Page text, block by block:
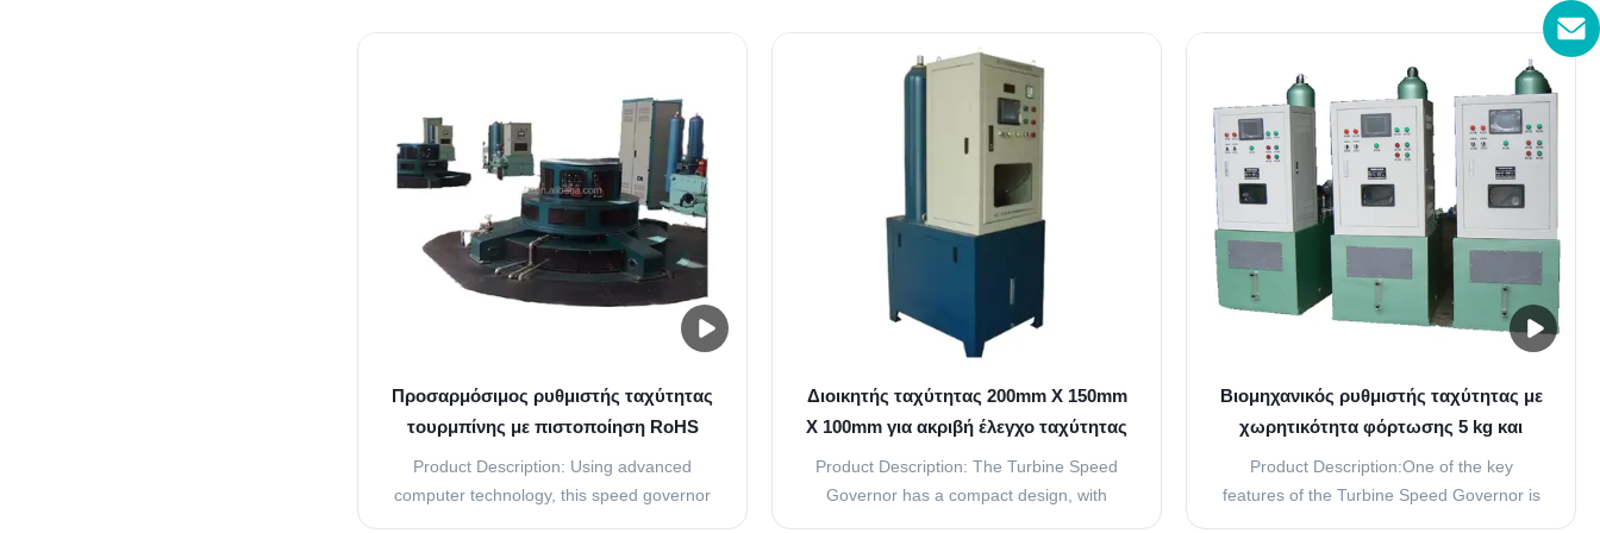
Grey, Green, Blue or customized Quick
Details Warranty: 1 Year ...
With these certifications, you can rest
assured that our speed governor will
deliver reliable performance with no risk of
harm to your ...
easily modify the speed governor's settings
to adjust your turbine's speed according to
your ...
Προσαρμόσιμος ρυθμιστής ταχύτητας
τουρμπίνης με πιστοποίηση RoHS
συχνότητα 50hz/60hz ισχύς 220 V
Product Description: Using advanced
computer technology, this speed governor
is able to provide precise and accurate
Διοικητής ταχύτητας 200mm X 150mm
X 100mm για ακριβή έλεγχο ταχύτητας
10 ms Χρόνος απόκρισης
Product Description: The Turbine Speed
Governor has a compact design, with
dimensions of 200mm X 150mm X 100mm,
Βιομηχανικός ρυθμιστής ταχύτητας με
χωρητικότητα φόρτωσης 5 kg και
προγραμματιζόμενο έλεγχο
Product Description:One of the key
features of the Turbine Speed Governor is
its high level of protection. With an IP65